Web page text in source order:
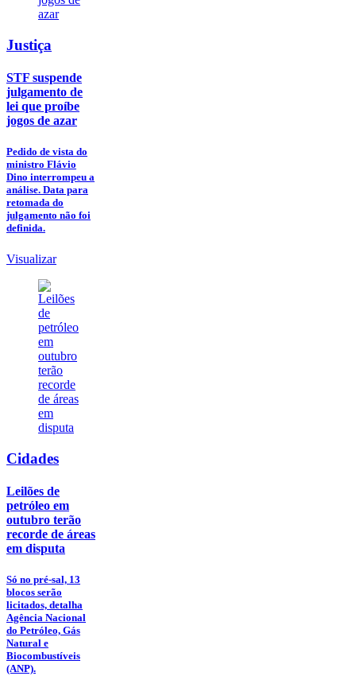
Justiça
STF suspende
julgamento de
lei que proíbe
jogos de azar
Pedido de vista do
ministro Flávio
Dino interrompeu a
análise. Data para
retomada do
julgamento não foi
definida.
Visualizar
Cidades
Leilões de
petróleo em
outubro terão
recorde de áreas
em disputa
Só no pré-sal, 13
blocos serão
licitados, detalha
Agência Nacional
do Petróleo, Gás
Natural e
Biocombustíveis
(ANP).